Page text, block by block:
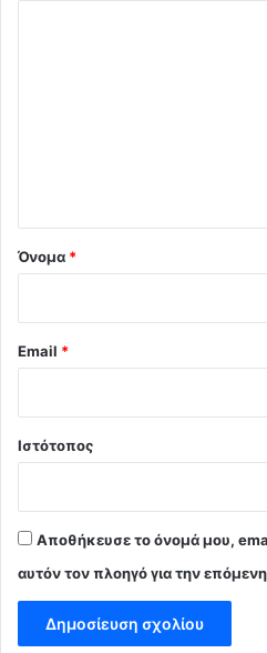
Όνομα *
Email *
Ιστότοπος
Αποθήκευσε το όνομά μου,
αυτόν τον πλοηγό για την